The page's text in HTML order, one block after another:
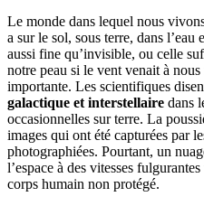
Le monde dans lequel nous
a sur le sol, sous terre, dans l’eau
aussi fine qu’invisible, ou celle
notre peau si le vent venait à
importante. Les scientifiques
galactique et interstellaire dans
occasionnelles sur terre. La
images qui ont été capturées par
photographiées. Pourtant, un
l’espace à des vitesses
corps humain non protégé.